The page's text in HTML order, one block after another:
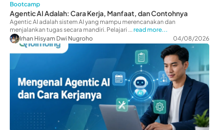
Bootcamp
Agentic AI Adalah: Cara Kerja, Manfaat, dan Contohnya
Agentic AI adalah sistem AI yang mampu merencanakan dan
menjalankan tugas secara mandiri. Pelajari ...read more...
Irhan Hisyam Dwi Nugroho
04/08/2026